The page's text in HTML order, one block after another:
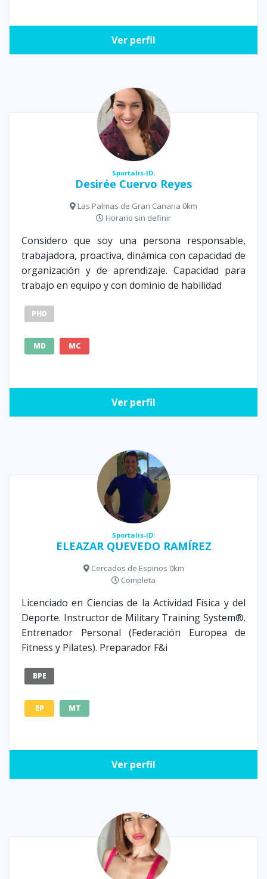
Ver perfil
Sportalis-ID:
Desirée Cuervo Reyes
Las Palmas de Gran Canaria 0km
Horario sin definir
Considero que soy una persona responsable,
trabajadora, proactiva, dinámica con capacidad de
organización y de aprendizaje. Capacidad para
trabajo en equipo y con dominio de habilidad
PHD
MD MC
Ver perfil
Sportalis-ID:
ELEAZAR QUEVEDO RAMÍREZ
Cercados de Espinos 0km
Completa
Licenciado en Ciencias de la Actividad Física y del
Deporte. Instructor de Military Training System®.
Entrenador Personal (Federación Europea de
Fitness y Pilates). Preparador F&i
BPE
EP MT
Ver perfil